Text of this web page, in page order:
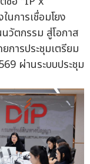
การเชื่อมโยง
วัตกรรม สู่โอกาส
การประชุมเตรียม
ผ่านระบบประชุม